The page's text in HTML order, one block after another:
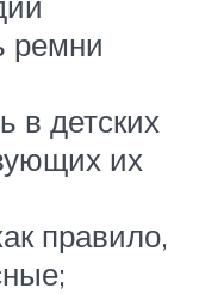
ремни
в детских
их
правило,